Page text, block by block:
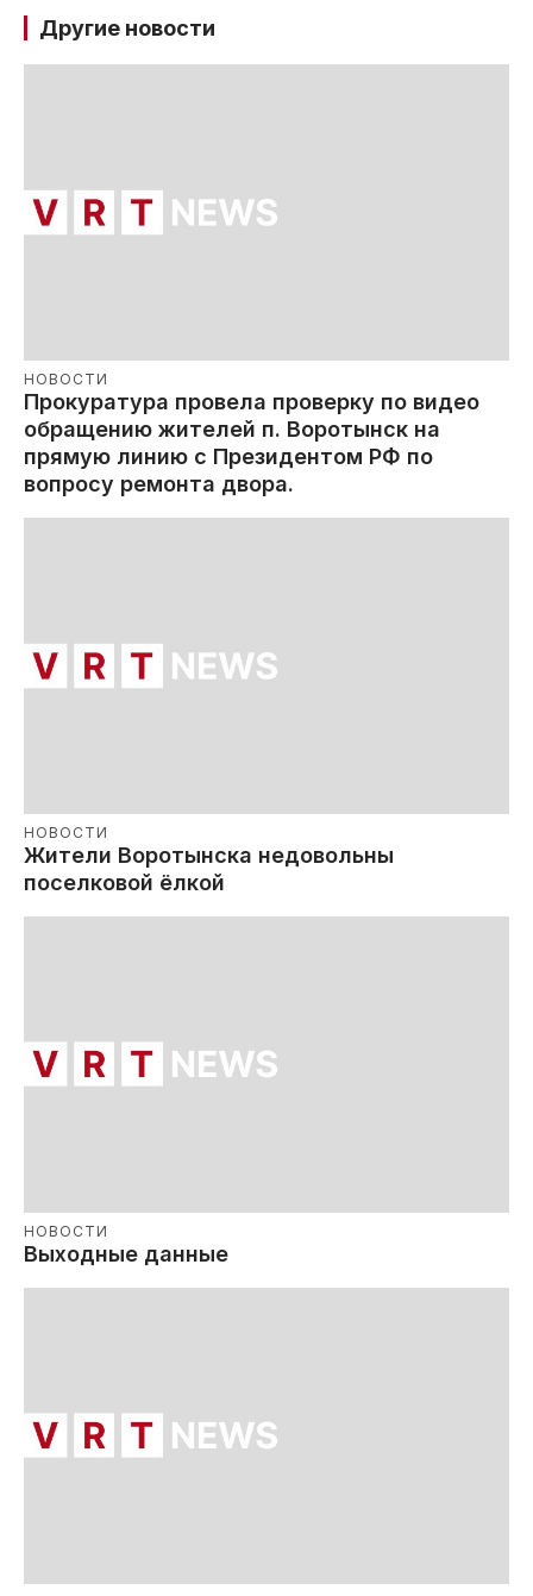
Другие новости
НОВОСТИ
Прокуратура провела проверку по видео
обращению жителей п. Воротынск на
прямую линию с Президентом РФ по
вопросу ремонта двора.
НОВОСТИ
Жители Воротынска недовольны
поселковой ёлкой
НОВОСТИ
Выходные данные